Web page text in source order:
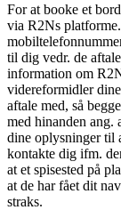
For at booke et
via R2Ns
til dig vedr. de
information om
videreformidler
aftale med, så
med hinanden
dine oplysninger til
kontakte dig ifm.
at et spisested på
at de har fået dit
straks.